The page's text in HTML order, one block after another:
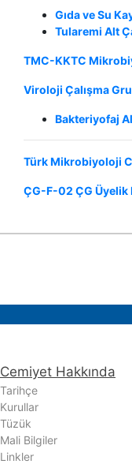
Gıda ve Su
Tularemi Alt
TMC-KKTC
Viroloji Çalışma
Bakteriyofaj
Türk Mikrobiyoloji
ÇG-F-02 ÇG Üyelik
Cemiyet Hakkında
Tarihçe
Kurullar
Tüzük
Mali Bilgiler
Linkler